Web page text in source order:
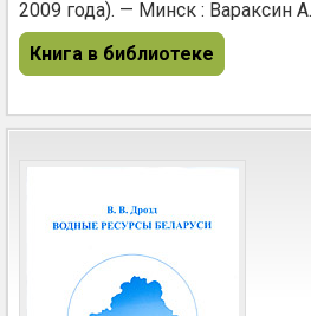
2009 года). — Минск : Вараксин
Книга в библиотеке